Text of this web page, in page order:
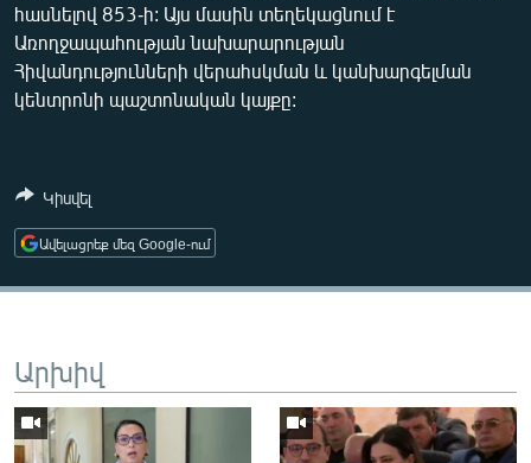
ԿՈՐՈՆԱՎԻՐՈՒՍ
ԱՐԽԻՎ
ՏԵՍԱՆՅՈՒԹԵՐ
ՁԳՏԵԼՈՎ ԼԱՎԱԳՈՒՅՆԻՆ
ՓՈԴՔԱՍԹ
Русский
ՀԵՏԵՎԵՔ ՄԵԶ
Auto 270p 360p 404p
հասնելով 853-ի: Այս մասին տեղեկացնում է
Առողջապահության նախարարության
Հիվանդությունների վերահսկման և կանխարգելման
կենտրոնի պաշտոնական կայքը:
Կիսվել
Ավելացրեք մեզ Google-ում
Արխիվ